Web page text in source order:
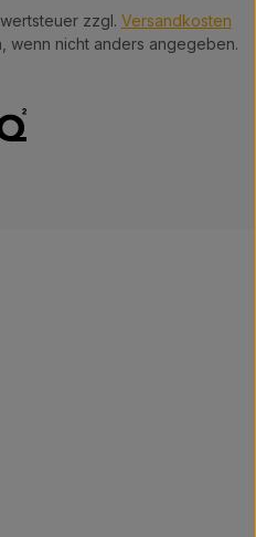
zzgl. Versandkosten
wenn nicht anders angegeben.